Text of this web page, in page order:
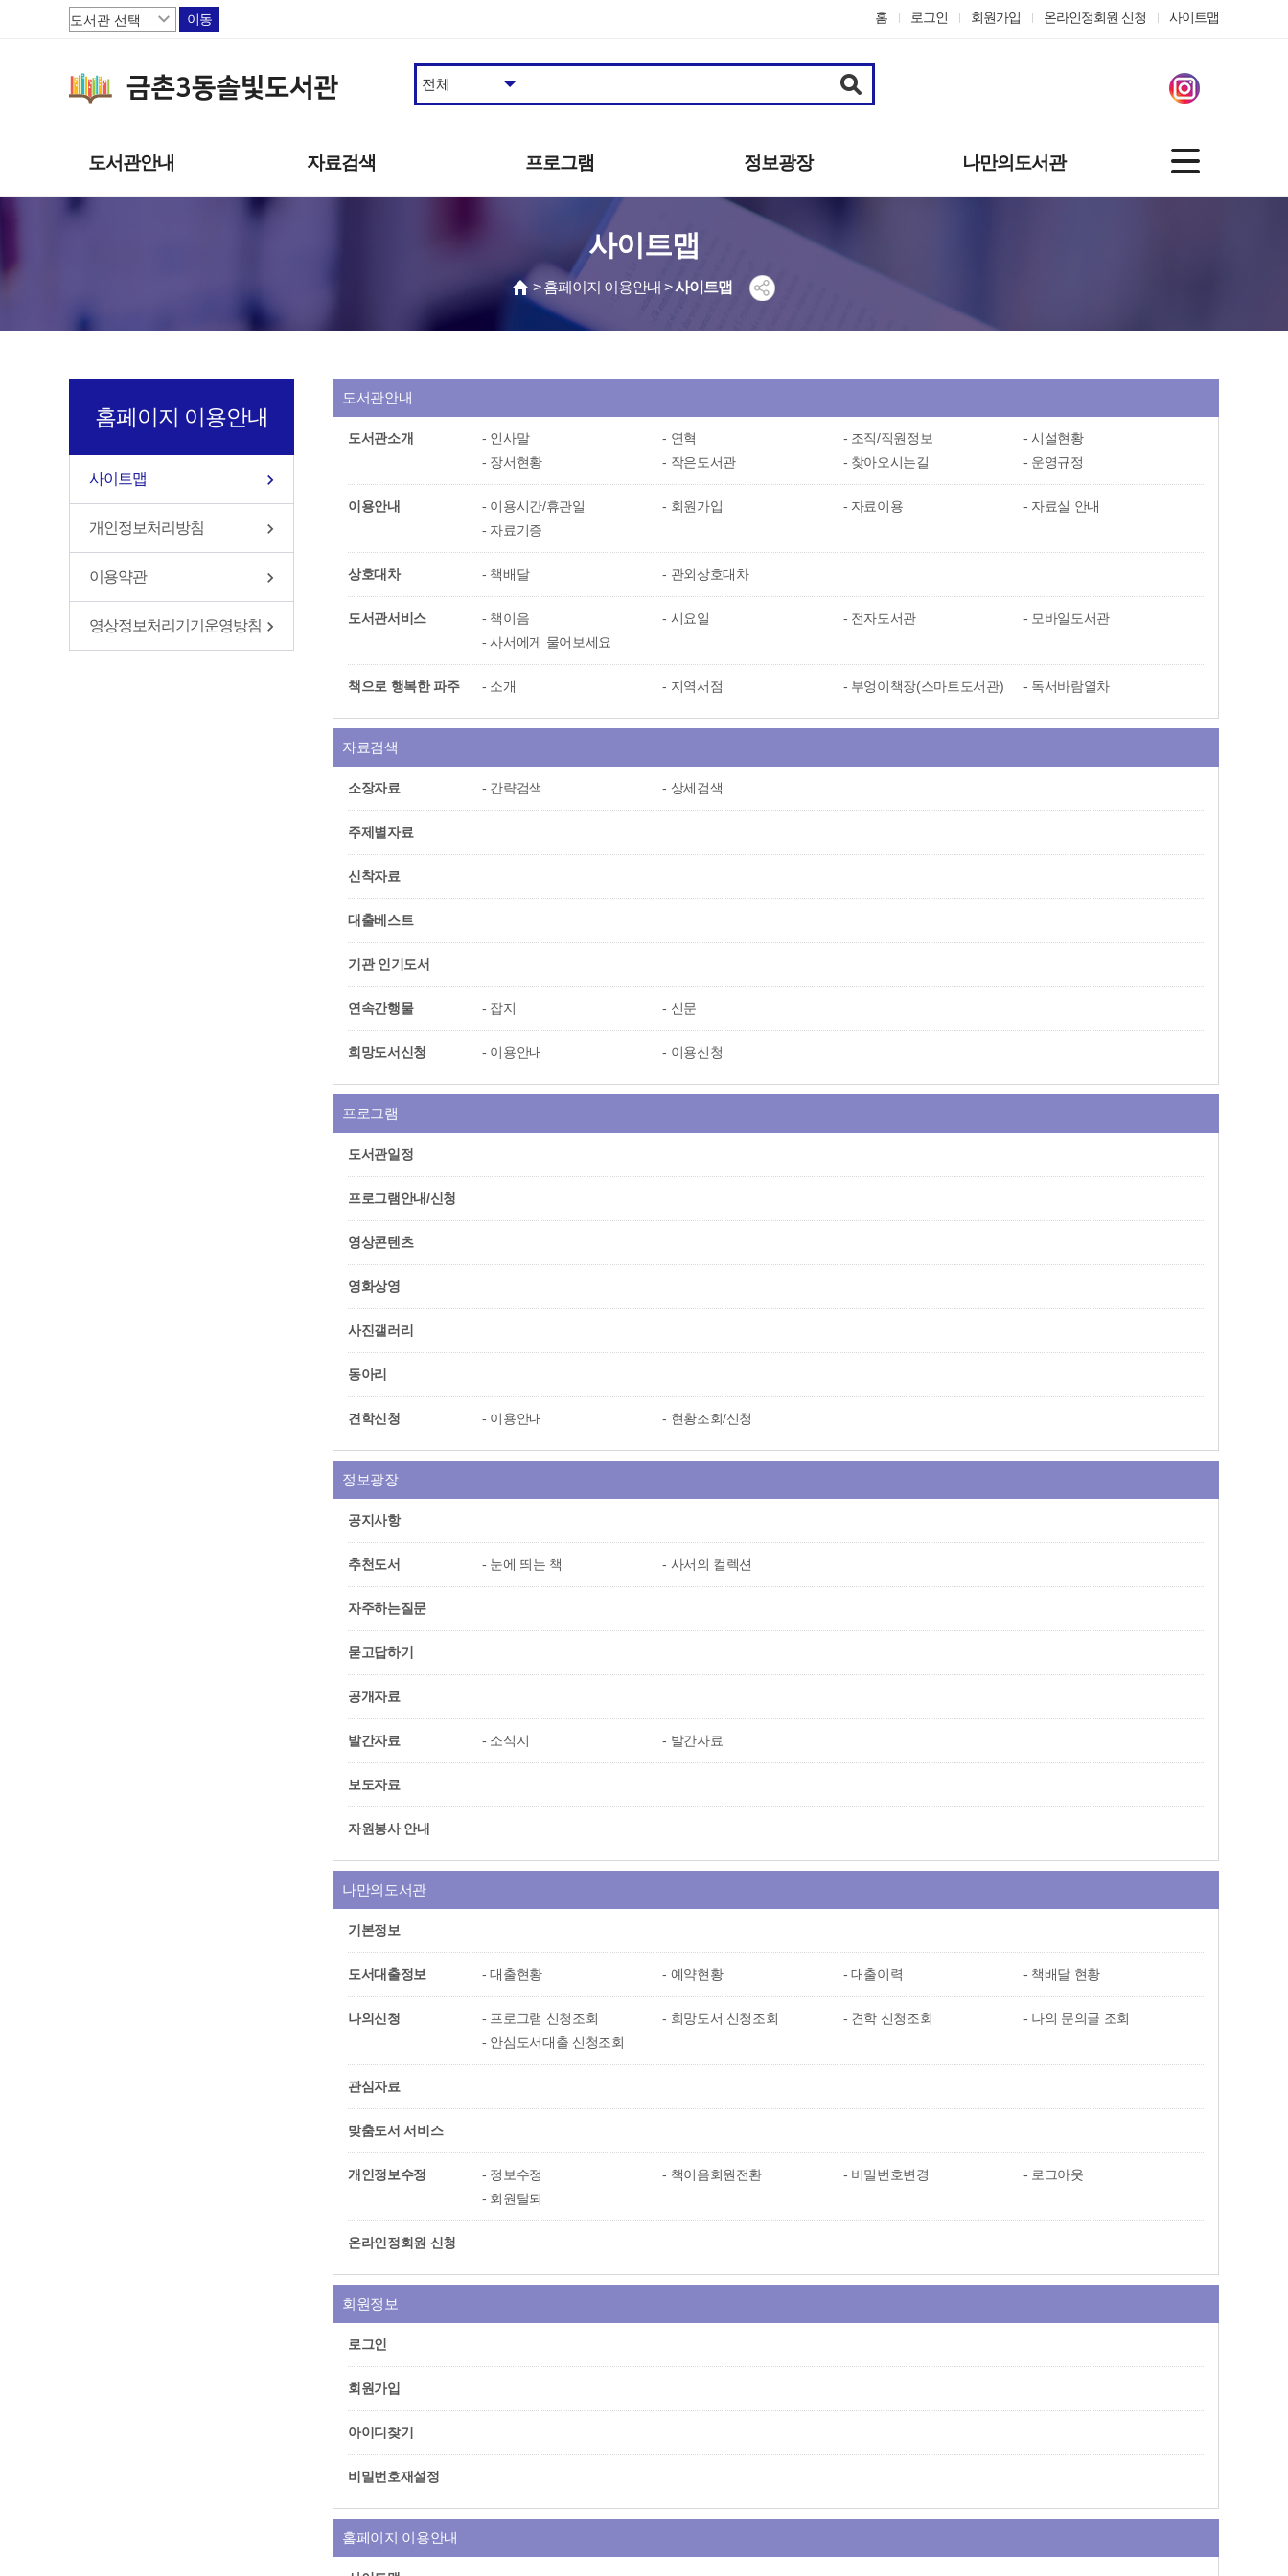
이동 홈 로그인 회원가입 온라인정회원 신청 사이트맵
도서관안내 자료검색
희망도서신청
프로그램
프로그램안내/신청
영상콘텐츠
영화상영
사진갤러리
견학신청
정보광장
공지사항
자주하는질문
묻고답하기
보도자료
나만의도서관
맞춤도서 서비스
온라인정회원 신청
사이트맵
> 홈페이지 이용안내 >사이트맵
홈페이지 이용안내
사이트맵
개인정보처리방침
이용약관
영상정보처리기기운영방침
도서관안내
도서관소개 인사말 연혁 조직/직원정보
시설현황
장서현황
작은도서관 찾아오시는길 운영규정
이용안내 이용시간/휴관일 회원가입 자료이용
자료실 안내
자료기증
상호대차 책배달 관외상호대차
도서관서비스 책이음 시요일 전자도서관
모바일도서관
사서에게 물어보세요
책으로 행복한 파주 소개 지역서점 부엉이책장(스마트도서관) 독서바람열차
자료검색
소장자료 간략검색 상세검색
주제별자료
신착자료
대출베스트
기관 인기도서
연속간행물 잡지 신문
희망도서신청 이용안내 이용신청
프로그램
도서관일정
프로그램안내/신청
영상콘텐츠
영화상영
사진갤러리
동아리
견학신청 이용안내 현황조회/신청
정보광장
공지사항
추천도서 눈에 띄는 책 사서의 컬렉션
자주하는질문
묻고답하기
공개자료
발간자료 소식지 발간자료
보도자료
자원봉사 안내
나만의도서관
기본정보
도서대출정보 대출현황 예약현황 대출이력 책배달 현황
나의신청 프로그램 신청조회 희망도서 신청조회 견학 신청조회
나의 문의글 조회
안심도서대출 신청조회
관심자료
맞춤도서 서비스
개인정보수정 정보수정 책이음회원전환 비밀번호변경
로그아웃
회원탈퇴
온라인정회원 신청
회원정보
로그인
회원가입
아이디찾기
비밀번호재설정
홈페이지 이용안내